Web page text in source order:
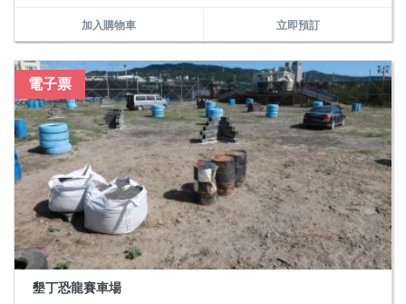
加入購物車 立即預訂
電子票
墾丁恐龍賽車場